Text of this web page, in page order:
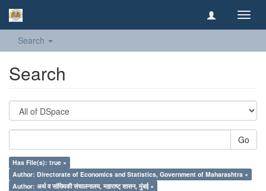
Search
Search
Go
Has File(s): true ×
Author: Directorate of Economics and Statistics, Government of Maharashtra ×
Author: अर्थ व सांख्यिकी संचालनालय, महाराष्ट् शासन, मुंबई ×